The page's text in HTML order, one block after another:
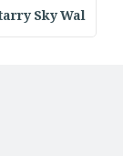
Sky Wal